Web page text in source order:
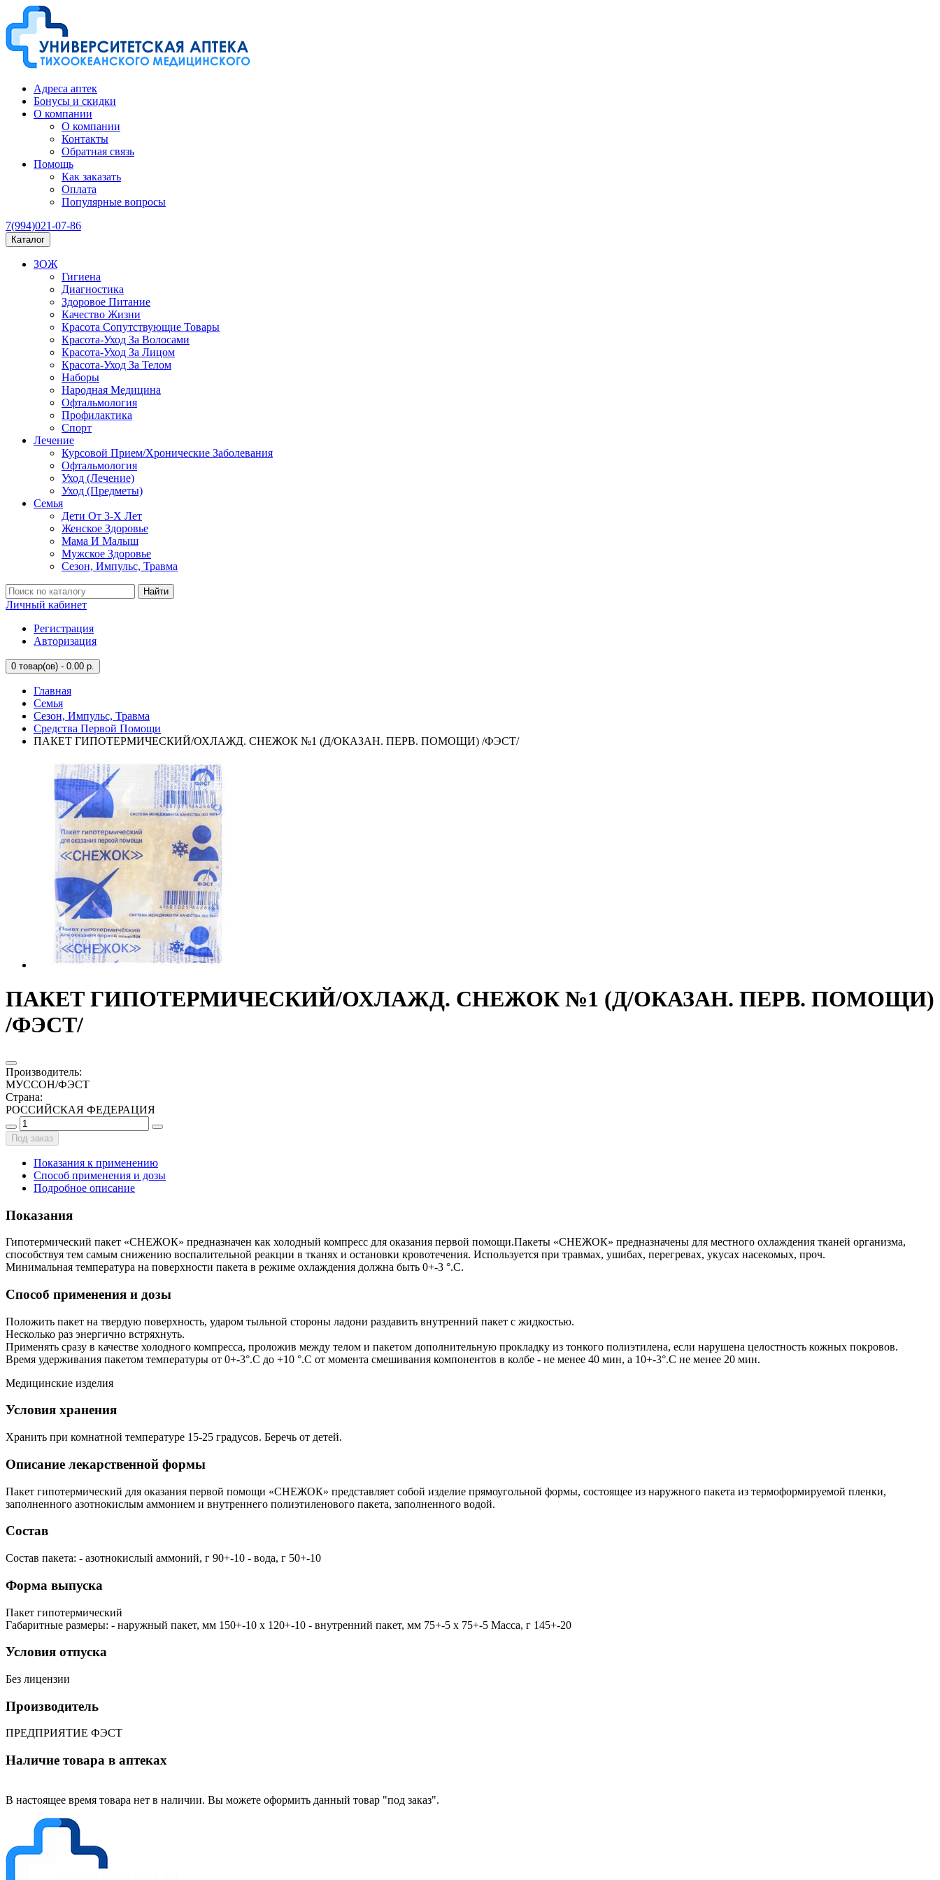
Адреса аптек
Бонусы и скидки
О компании
О компании
Контакты
Обратная связь
Помощь
Как заказать
Оплата
Популярные вопросы
7(994)021-07-86
Каталог
ЗОЖ
Гигиена
Диагностика
Здоровое Питание
Качество Жизни
Красота Сопутствующие Товары
Красота-Уход За Волосами
Красота-Уход За Лицом
Красота-Уход За Телом
Наборы
Народная Медицина
Офтальмология
Профилактика
Спорт
Лечение
Курсовой Прием/Хронические Заболевания
Офтальмология
Уход (Лечение)
Уход (Предметы)
Семья
Дети От 3-Х Лет
Женское Здоровье
Мама И Малыш
Мужское Здоровье
Сезон, Импульс, Травма
Найти
Личный кабинет
Регистрация
Авторизация
0 товар(ов) - 0.00 р.
Главная
Семья
Сезон, Импульс, Травма
Средства Первой Помощи
ПАКЕТ ГИПОТЕРМИЧЕСКИЙ/ОХЛАЖД. СНЕЖОК №1 (Д/ОКАЗАН. ПЕРВ. ПОМОЩИ) /ФЭСТ/
ПАКЕТ ГИПОТЕРМИЧЕСКИЙ/ОХЛАЖД. СНЕЖОК №1 (Д/ОКАЗАН. ПЕРВ. ПОМОЩИ)
/ФЭСТ/
Производитель:
МУССОН/ФЭСТ
Страна:
РОССИЙСКАЯ ФЕДЕРАЦИЯ
Под заказ
Показания к применению
Способ применения и дозы
Подробное описание
Показания
Гипотермический пакет «СНЕЖОК» предназначен как холодный компресс для оказания первой помощи.Пакеты «СНЕЖОК» предназначены для местного охлаждения тканей организма,
способствуя тем самым снижению воспалительной реакции в тканях и остановки кровотечения. Используется при травмах, ушибах, перегревах, укусах насекомых, проч.
Минимальная температура на поверхности пакета в режиме охлаждения должна быть 0+-3 °.С.
Способ применения и дозы
Положить пакет на твердую поверхность, ударом тыльной стороны ладони раздавить внутренний пакет с жидкостью.
Несколько раз энергично встряхнуть.
Применять сразу в качестве холодного компресса, проложив между телом и пакетом дополнительную прокладку из тонкого полиэтилена, если нарушена целостность кожных покровов.
Время удерживания пакетом температуры от 0+-3°.С до +10 °.С от момента смешивания компонентов в колбе - не менее 40 мин, а 10+-3°.С не менее 20 мин.
Медицинские изделия
Условия хранения
Хранить при комнатной температуре 15-25 градусов. Беречь от детей.
Описание лекарственной формы
Пакет гипотермический для оказания первой помощи «СНЕЖОК» представляет собой изделие прямоугольной формы, состоящее из наружного пакета из термоформируемой пленки,
заполненного азотнокислым аммонием и внутреннего полиэтиленового пакета, заполненного водой.
Состав
Состав пакета: - азотнокислый аммоний, г 90+-10 - вода, г 50+-10
Форма выпуска
Пакет гипотермический
Габаритные размеры: - наружный пакет, мм 150+-10 х 120+-10 - внутренний пакет, мм 75+-5 х 75+-5 Масса, г 145+-20
Условия отпуска
Без лицензии
Производитель
ПРЕДПРИЯТИЕ ФЭСТ
Наличие товара в аптеках
В настоящее время товара нет в наличии. Вы можете оформить данный товар "под заказ".